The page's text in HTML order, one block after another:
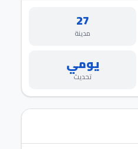
27
مدينة
يومي
تحديث